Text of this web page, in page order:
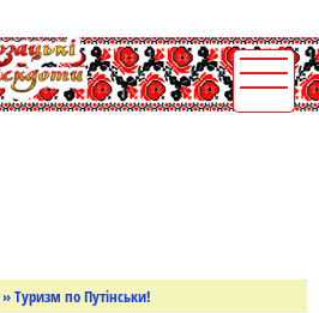
» Туризм по Путінськи!